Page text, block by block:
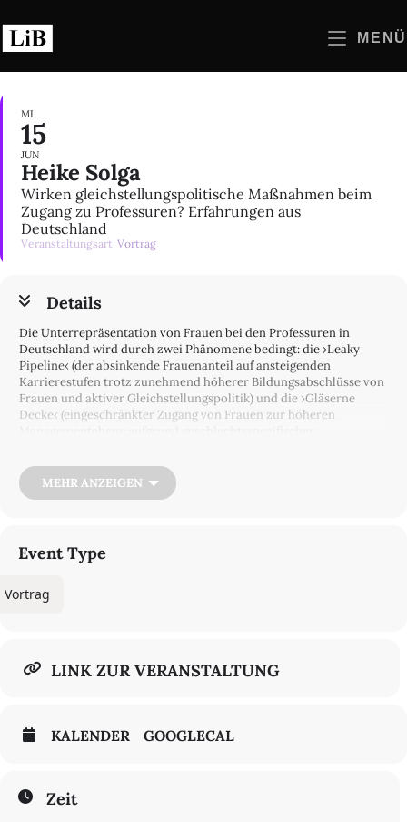
Inhalt
springen
MENÜ
MI
15
JUN
Heike Solga
Wirken gleichstellungspolitische Maßnahmen beim
Zugang zu Professuren? Erfahrungen aus
Deutschland
Veranstaltungsart Vortrag
Details
Die Unterrepräsentation von Frauen bei den Professuren in
Deutschland wird durch zwei Phänomene bedingt: die ›Leaky
Pipeline‹ (der absinkende Frauenanteil auf ansteigenden
Karrierestufen trotz zunehmend höherer Bildungsabschlüsse von
Frauen und aktiver Gleichstellungspolitik) und die ›Gläserne
Decke‹ (eingeschränkter Zugang von Frauen zur höheren
rein männlichen Zusammensetzung von Leitungsgremien). In dem
Vortrag werden Ergebnisse aus zwei Studien vorgestellt, die sich
auf die Gläserne Decke konzentrieren. Damit werden Einsichten
Leistungen) oder positive Diskriminierung (Vorzug von Frauen bei
gleichen Leistungen)? (3) Woran liegt es tatsächlich, dass Frauen
Heike Solga
MEHR ANZEIGEN
Event Type
Vortrag
LINK ZUR VERANSTALTUNG
KALENDER GOOGLECAL
Zeit